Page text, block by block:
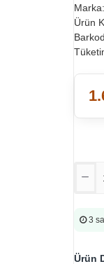
Marka:
Ürün
Ürün
3